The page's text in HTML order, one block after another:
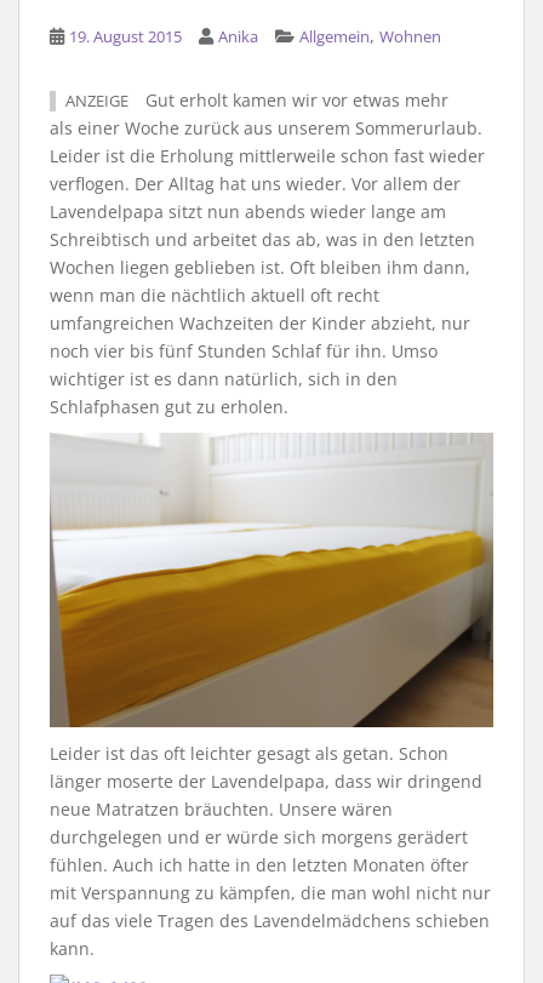
19. August 2015 Anika Allgemein, Wohnen
ANZEIGE
Gut erholt kamen wir vor etwas mehr
als einer Woche zurück aus unserem Sommerurlaub.
Leider ist die Erholung mittlerweile schon fast wieder
verflogen. Der Alltag hat uns wieder. Vor allem der
Lavendelpapa sitzt nun abends wieder lange am
Schreibtisch und arbeitet das ab, was in den letzten
Wochen liegen geblieben ist. Oft bleiben ihm dann,
wenn man die nächtlich aktuell oft recht
umfangreichen Wachzeiten der Kinder abzieht, nur
noch vier bis fünf Stunden Schlaf für ihn. Umso
wichtiger ist es dann natürlich, sich in den
Schlafphasen gut zu erholen.
Leider ist das oft leichter gesagt als getan. Schon
länger moserte der Lavendelpapa, dass wir dringend
neue Matratzen bräuchten. Unsere wären
durchgelegen und er würde sich morgens gerädert
fühlen. Auch ich hatte in den letzten Monaten öfter
mit Verspannung zu kämpfen, die man wohl nicht nur
auf das viele Tragen des Lavendelmädchens schieben
kann.